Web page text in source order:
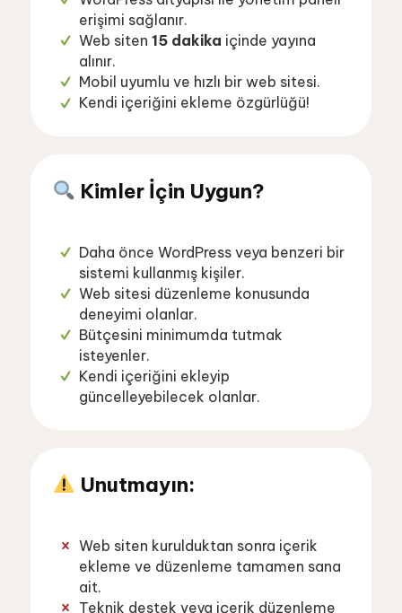
erişimi sağlanır.
Web siten 15 dakika içinde yayına
alınır.
Mobil uyumlu ve hızlı bir web sitesi.
Kendi içeriğini ekleme özgürlüğü!
Kimler İçin Uygun?
Daha önce WordPress veya benzeri bir
sistemi kullanmış kişiler.
Web sitesi düzenleme konusunda
deneyimi olanlar.
Bütçesini minimumda tutmak
isteyenler.
Kendi içeriğini ekleyip
güncelleyebilecek olanlar.
Unutmayın:
Web siten kurulduktan sonra içerik
ekleme ve düzenleme tamamen sana
ait.
Teknik destek veya içerik düzenleme